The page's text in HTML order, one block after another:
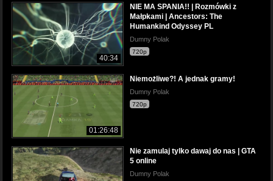
40:34
NIE MA SPANIA!! | Rozmówki z
Małpkami | Ancestors: The
Humankind Odyssey PL
Dumny Polak
720p
01:26:48
Niemożliwe?! A jednak gramy!
Dumny Polak
720p
Nie zamulaj tylko dawaj do nas | GTA
5 online
Dumny Polak